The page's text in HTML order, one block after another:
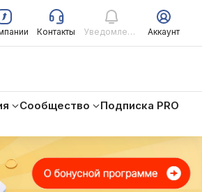
Контакты Уведомления Аккаунт
Сообщество
Подписка PRO